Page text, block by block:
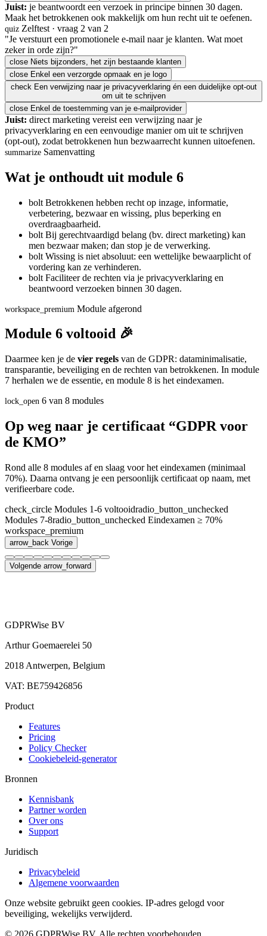
Juist: je beantwoordt een verzoek in principe binnen 30 dagen.
Maak het betrokkenen ook makkelijk om hun recht uit te oefenen.
quiz Zelftest · vraag 2 van 2
"Je verstuurt een promotionele e-mail naar je klanten. Wat moet
zeker in orde zijn?"
close Niets bijzonders, het zijn bestaande klanten
close Enkel een verzorgde opmaak en je logo
check Een verwijzing naar je privacyverklaring én een duidelijke opt-out
om uit te schrijven
close Enkel de toestemming van je e-mailprovider
Juist: direct marketing vereist een verwijzing naar je
privacyverklaring en een eenvoudige manier om uit te schrijven
(opt-out), zodat betrokkenen hun bezwaarrecht kunnen uitoefenen.
summarize Samenvatting
Wat je onthoudt uit module 6
bolt Betrokkenen hebben recht op inzage, informatie,
verbetering, bezwaar en wissing, plus beperking en
overdraagbaarheid.
bolt Bij gerechtvaardigd belang (bv. direct marketing) kan
men bezwaar maken; dan stop je de verwerking.
bolt Wissing is niet absoluut: een wettelijke bewaarplicht of
vordering kan ze verhinderen.
bolt Faciliteer de rechten via je privacyverklaring en
beantwoord verzoeken binnen 30 dagen.
workspace_premium Module afgerond
Module 6 voltooid 🎉
Daarmee ken je de vier regels van de GDPR: dataminimalisatie,
transparantie, beveiliging en de rechten van betrokkenen. In module
7 herhalen we de essentie, en module 8 is het eindexamen.
lock_open 6 van 8 modules
Op weg naar je certificaat “GDPR voor
de KMO”
Rond alle 8 modules af en slaag voor het eindexamen (minimaal
70%). Daarna ontvang je een persoonlijk certificaat op naam, met
verifieerbare code.
check_circle Modules 1-6 voltooidradio_button_unchecked
Modules 7-8radio_button_unchecked Eindexamen ≥ 70%
workspace_premium
arrow_back Vorige
Volgende arrow_forward
GDPRWise BV
Arthur Goemaerelei 50
2018 Antwerpen, Belgium
VAT: BE759426856
Product
Features
Pricing
Policy Checker
Cookiebeleid-generator
Bronnen
Kennisbank
Partner worden
Over ons
Support
Juridisch
Privacybeleid
Algemene voorwaarden
Onze website gebruikt geen cookies. IP-adres gelogd voor
beveiliging, wekelijks verwijderd.